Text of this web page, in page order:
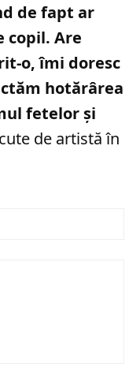
de fapt ar
copil. Are
o, îmi doresc
hotărârea
fetelor și
de artistă în